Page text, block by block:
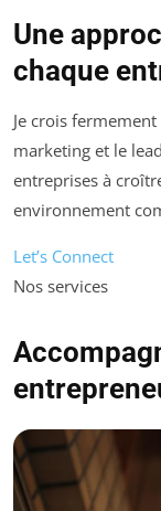
Une
chaque
Je crois
marketing et le
entreprises à
environnement
Let’s Connect
Nos services